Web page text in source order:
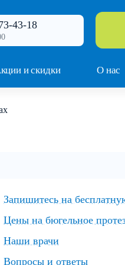
43-18
и скидки О нас
Запишитесь на
Цены на бюгельное
Наши врачи
Вопросы и ответы